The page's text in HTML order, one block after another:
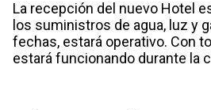
La recepción del nuevo Hotel
los suministros de agua, luz y
fechas, estará operativo. Con
estará funcionando durante la